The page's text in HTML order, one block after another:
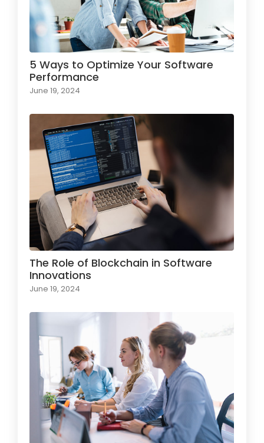
5 Ways to Optimize Your Software
Performance
June 19, 2024
The Role of Blockchain in Software
Innovations
June 19, 2024